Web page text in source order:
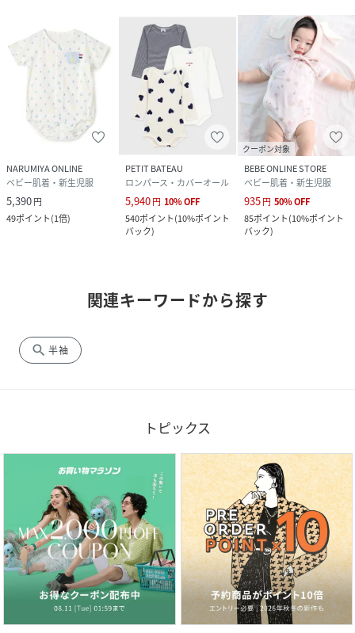
NARUMIYA ONLINE
ベビー肌着・新生児服
5,390円
49ポイント(1倍)
PETIT BATEAU
ロンパース・カバーオール
5,940円 10%OFF
540ポイント(10%ポイント
バック)
クーポン対象
BEBE ONLINE STORE
ベビー肌着・新生児服
935円 50%OFF
85ポイント(10%ポイント
バック)
関連キーワードから探す
search 半袖
トピックス